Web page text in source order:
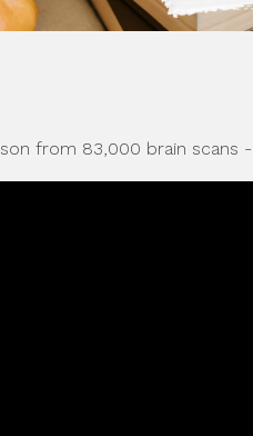
from 83,000 brain scans -